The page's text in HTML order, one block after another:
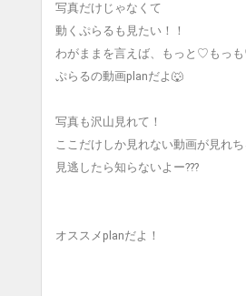
写真だけじゃなくて
動くぷらるも見たい！！
わがままを言えば、もっと♡もっ
ぷらるの動画planだよ🐺
写真も沢山見れて！
ここだけしか見れない動画が見れち
見逃したら知らないよー???
オススメplanだよ！